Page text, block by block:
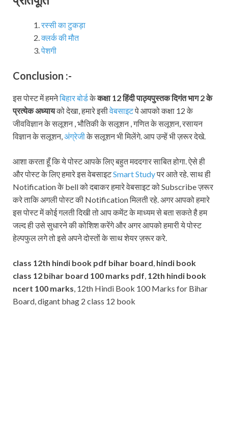
रस्सी का टुकड़ा
क्लर्क की मौत
पेशगी
Conclusion :-
इस पोस्ट में हमनेबिहार बोर्डकेकक्षा 12 हिंदी पाठ्यपुस्तक दिगंत भाग 2 के
प्रत्येक अध्यायको देखा, हमारे इसीवेबसाइटपे आपको कक्षा 12 के
जीवविज्ञान के सलूशन , भौतिकी के सलूशन , गणित के सलूशन, रसायन
विज्ञान के सलूशन,अंग्रेजीके सलूशन भी मिलेंगे. आप उन्हें भी ज़रूर देखे.
आशा करता हूँ कि ये पोस्ट आपके लिए बहुत मददगार साबित होगा. ऐसे ही
और पोस्ट के लिए हमारे इस वेबसाइटSmart Studyपर आते रहे. साथ ही
Notification के bell को दबाकर हमारे वेबसाइट को Subscribe ज़रूर
करे ताकि अगली पोस्ट की Notification मिलती रहे. अगर आपको हमारे
इस पोस्ट में कोई गलती दिखी तो आप कमेंट के माध्यम से बता सकते है हम
जल्द ही उसे सुधारने की कोशिश करेंगे और अगर आपको हमारी ये पोस्ट
हेल्पफुल लगे तो इसे अपने दोस्तों के साथ शेयर ज़रूर करे.
class 12th hindi book pdf bihar board, hindi book
class 12 bihar board 100 marks pdf, 12th hindi book
ncert 100 marks, 12th Hindi Book 100 Marks for Bihar
Board, digant bhag 2 class 12 book